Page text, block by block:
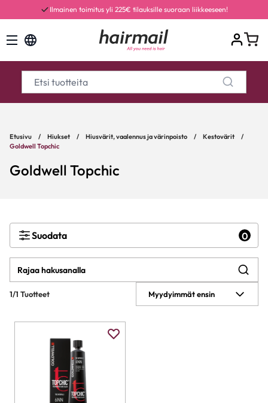
Ilmainen toimitus yli 225€ tilauksille suoraan liikkeeseen!
Etusivu / Hiukset / Hiusvärit, vaalennus ja värinpoisto / Kestovärit
/
Goldwell Topchic
Goldwell Topchic
Suodata 0
1/1 Tuotteet Myydyimmät ensin